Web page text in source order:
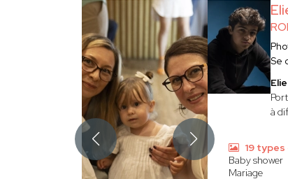
Se
à
19
Baby shower
Mariage